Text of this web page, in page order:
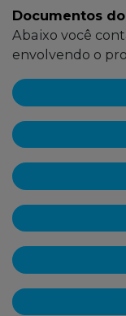
Documentos
Abaixo você
envolvendo o